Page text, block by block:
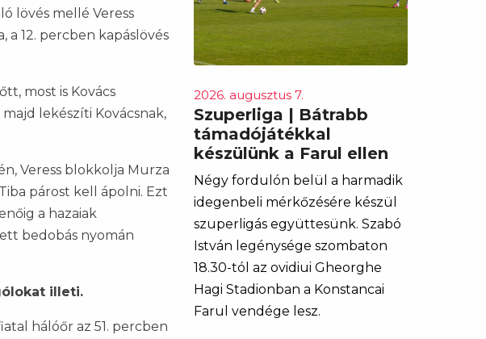
lövés mellé Veress
12. percben kapáslövés
most is Kovács
lekészíti Kovácsnak,
Veress blokkolja Murza
párost kell ápolni. Ezt
a hazaiak
bedobás nyomán
illeti.
hálóőr az 51. percben
2026. augusztus 7.
Szuperliga | Bátrabb
támadójátékkal
készülünk a Farul ellen
Négy fordulón belül a harmadik
idegenbeli mérkőzésére készül
szuperligás együttesünk. Szabó
István legénysége szombaton
18.30-tól az ovidiui Gheorghe
Hagi Stadionban a Konstancai
Farul vendége lesz.